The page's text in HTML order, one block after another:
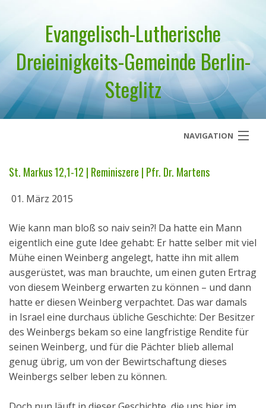
Evangelisch-Lutherische
Dreieinigkeits-Gemeinde Berlin-
Steglitz
NAVIGATION
Über uns
Geistliches Wort
Termine
Aktuelles
Kontakt
English
St. Markus 12,1-12 | Reminiszere | Pfr. Dr. Martens
01. März 2015
Wie kann man bloß so naiv sein?! Da hatte ein Mann
eigentlich eine gute Idee gehabt: Er hatte selber mit viel
Mühe einen Weinberg angelegt, hatte ihn mit allem
ausgerüstet, was man brauchte, um einen guten Ertrag
von diesem Weinberg erwarten zu können – und dann
hatte er diesen Weinberg verpachtet. Das war damals
in Israel eine durchaus übliche Geschichte: Der Besitzer
des Weinbergs bekam so eine langfristige Rendite für
seinen Weinberg, und für die Pächter blieb allemal
genug übrig, um von der Bewirtschaftung dieses
Weinbergs selber leben zu können.